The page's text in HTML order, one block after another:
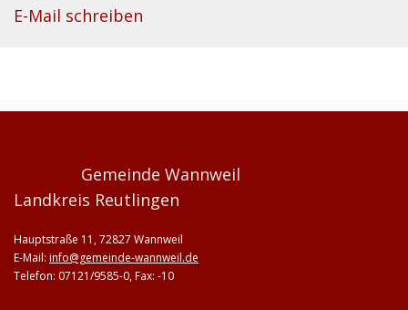
E-Mail schreiben
Gemeinde Wannweil
Landkreis Reutlingen
Hauptstraße 11, 72827 Wannweil
E-Mail: info@gemeinde-wannweil.de
Telefon: 07121/9585-0, Fax: -10